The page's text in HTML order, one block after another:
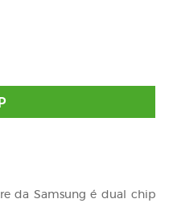
da Samsung é dual chip